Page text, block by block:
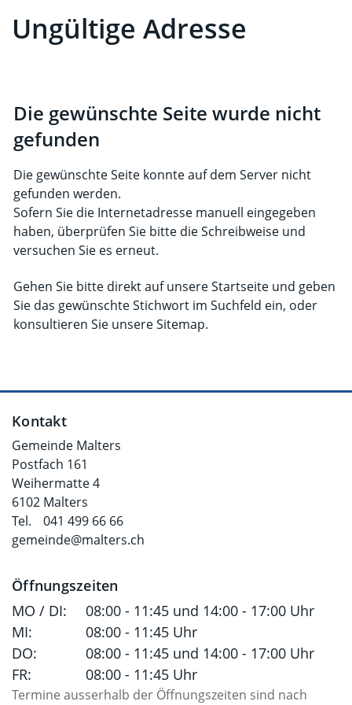
Ungültige Adresse
Die gewünschte Seite wurde nicht
gefunden
Die gewünschte Seite konnte auf dem Server nicht
gefunden werden.
Sofern Sie die Internetadresse manuell eingegeben
haben, überprüfen Sie bitte die Schreibweise und
versuchen Sie es erneut.
Gehen Sie bitte direkt auf unsereStartseite und geben
Sie das gewünschte Stichwort im Suchfeld ein, oder
konsultieren Sie unsere Sitemap.
Fusszeile
Kontakt
Gemeinde Malters
Postfach 161
Weihermatte 4
6102 Malters
Tel.
041 499 66 66
gemeinde@malters.ch
Öffnungszeiten
MO / DI:
08:00 - 11:45 und 14:00 - 17:00 Uhr
MI:
08:00 - 11:45 Uhr
DO:
08:00 - 11:45 und 14:00 - 17:00 Uhr
FR:
08:00 - 11:45 Uhr
Termine ausserhalb der Öffnungszeiten sind nach